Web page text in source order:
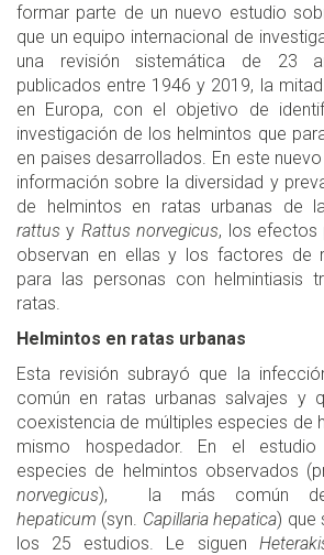
formar parte de un nuevo estudio
que un equipo internacional de
una revisión sistemática de 23
publicados entre 1946 y 2019, la
en Europa, con el objetivo de
investigación de los helmintos que
en paises desarrollados. En este
información sobre la diversidad y
de helmintos en ratas urbanas de
rattus y Rattus norvegicus, los efectos
observan en ellas y los factores de
para las personas con helmintiasis
ratas.
Helmintos en ratas urbanas
Esta revisión subrayó que la
común en ratas urbanas salvajes y
coexistencia de múltiples especies de
mismo hospedador. En el
especies de helmintos observados
norvegicus), la más común
hepaticum (syn. Capillaria hepatica) que
los 25 estudios. Le siguen